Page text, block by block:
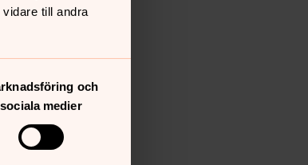
till andra
och
sociala medier